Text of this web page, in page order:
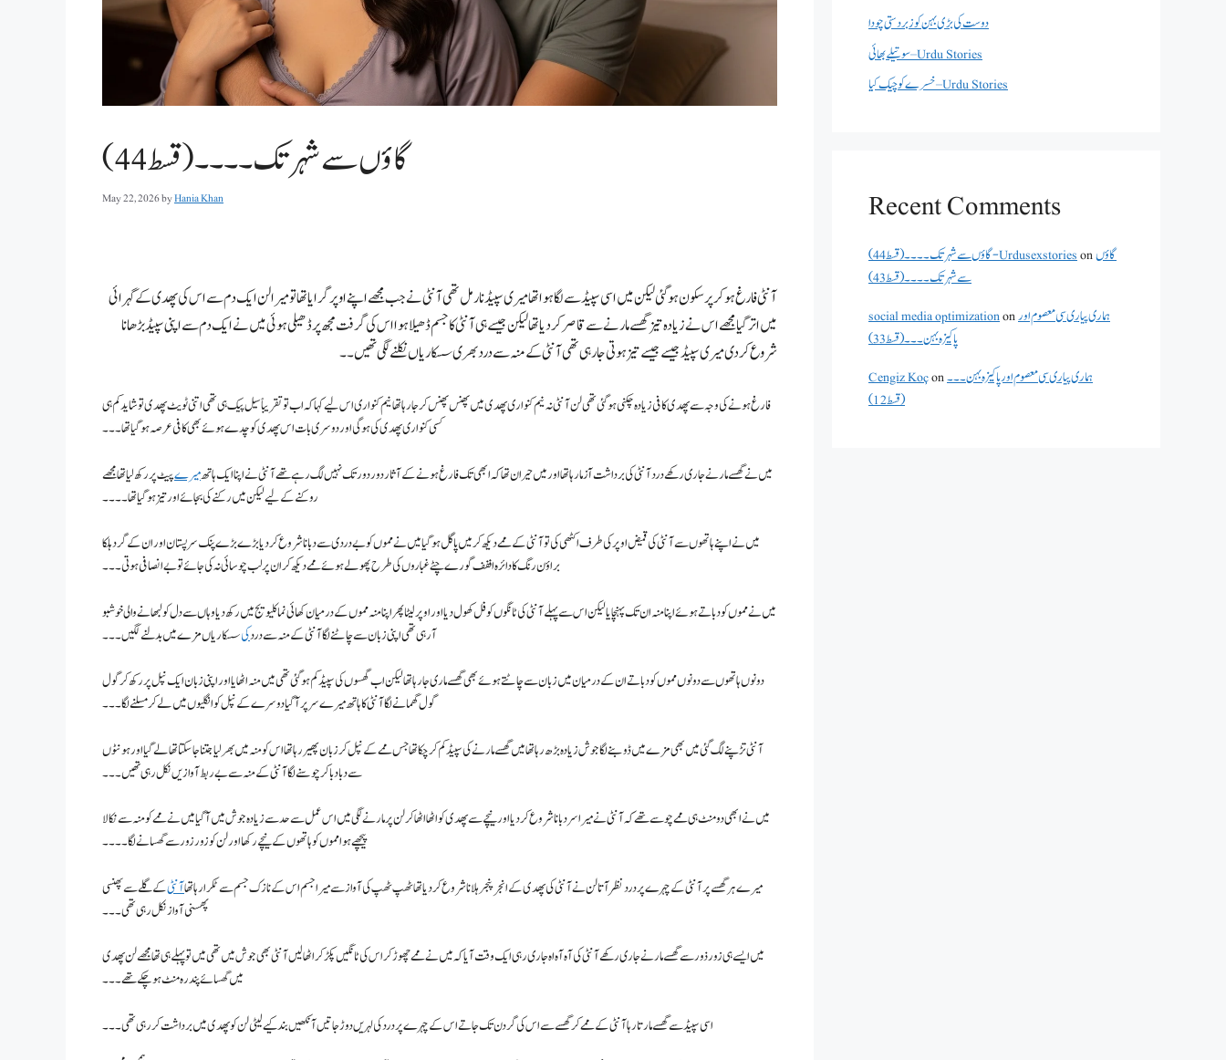
گاؤں سے شہر تک۔۔۔۔(قسط 44)
May 22, 2026byHania Khan
آنٹی فارغ ہو کر پر سکون ہو گئی لیکن میں اسی سپیڈ سے لگا ہوا تھا میری سپیڈ نارمل تھی آنٹی نے جب مجھے اپنے اوپر گرایا تھا تو میرا لن ایک دم سے اس کی پھدی کے گہرائی
میں اتر گیا مجھے اس نے زیادہ تیز گھسے مارنے سے قاصر کر دیا تھا لیکن جیسے ہی آنٹی کا جسم ڈھیلا ہوا اس کی گرفت مجھ پر ڈھیلی ہوئی میں نے ایک دم سے اپنی سپیڈ بڑھانا
شروع کر دی میری سپیڈ جیسے جیسے تیز ہوتی جا رہی تھی آنٹی کے منہ سے درد بھری سسکاریاں نکلنے لگی تھیں۔۔
فارغ ہونے کی وجہ سے پھدی کافی زیادہ چکنی ہو گئی تھی لن آنٹی نہ نیم کنواری پھدی میں پھنس پھنس کر جا رہا تھا نیم کنواری اس لیے کہا کہ اب تو تقریباً سیل پیک ہی تھی اتنی ٹویٹ پھدی تو شاید کم ہی
کسی کنواری پھدی کی ہو گی اور دوسری بات اس پھدی کو چدے ہوئے بھی کافی عرصہ ہو گیا تھا ۔۔۔
میں نے گھسے مارنے جاری رکھے درد آنٹی کی برداشت آزما رہا تھا اور میں حیران تھا کہ ابھی تک فارغ ہونے کے آثار دور دور تک نہیں لگ رہے تھے آنٹی نے اپنا ایک ہاتھمیرےپیٹ پر رکھ لیا تھا مجھے
روکنے کے لیے لیکن میں رکنے کی بجائے اور تیز ہو گیا تھا ۔۔۔۔
میں نے اپنے ہاتھوں سے آنٹی کی قمیض اوپر کی طرف اکٹھی کی تو آنٹی کے ممے دیکھ کر میں پاگل ہو گیا میں نے مموں کو بے دردی سےدبانا شروع کر دیا بڑے بڑے پنک سرپستان اور ان کے گرد ہلکا
براؤن رنگ کا دائرہ اففف گورے چٹے غباروں کی طرح پھولے ہوئے ممے دیکھ کر ان پر لب چوسائی نہ کی جائے تو بے انصافی ہوتی۔۔۔
میں نے مموں کو دباتے ہوئے اپنا منہ ان تک پہنچایا لیکن اس سے پہلے آنٹی کی ٹانگوں کو فل کھول دیا اور اوپر لیٹا پھر اپنا منہ مموں کے درمیان کھائی نما کلیویج میں رکھ دیا وہاں سے دل کو لبھانے والی خوشبو
آ رہی تھی اپنی زبان سے چاٹنے لگا آنٹی کے منہ سے دردکیسسکاریاں مزے میں بدلنے لگیں۔۔۔
دونوں ہاتھوں سے دونوں مموں کو دباتے ان کے درمیان میں زبان سے چاٹتے ہوئے بھی گھسے ماری جا رہا تھا لیکن اب گھسوں کی سپیڈ کم ہو گئی تھی میں منہ اٹھایا اور اپنی زبان ایک نپل پر رکھ کر گول
گول گھمانے لگا آنٹی کا ہاتھ میرے سر پر آ گیا دوسرے کے نپل کو انگلیوں میں لے کر مسلنے لگا ۔۔۔
آنٹی تڑپنے لگ گئی میں بھی مزے میں ڈوبنے لگا جوش زیادہ بڑھ رہا تھا میں گھسے مارنے کی سپیڈ کم کر چکا تھا جس ممے کے نپل کر زبان پھیر رہا تھا اس کو منہ میں بھر لیا جتنا جا سکتا تھا لے گیا اور ہونٹوں
سے دبادبا کر چوسنے لگا آنٹی کے منہ سے بے ربط آوازیں نکل رہی تھیں ۔۔۔
میں نے ابھی دو منٹ ہی ممے چوسے تھے کہ آنٹی نے میرا سر دبانا شروع کر دیا اور نیچے سے پھدی کو اٹھا اٹھا کر لن پر مارنے لگی میں اس عمل سے حد سے زیادہ جوش میں آگیا میں نے ممے کو منہ سے نکالا
پیچھے ہوا مموں کو ہاتھوں کے نیچے رکھا اور لن کو زور زور سے گھسانے لگا۔۔۔۔
میرے ہر گھسے پر آنٹی کے چہرے پر درد نظر آتا لن نے آنٹی کی پھدی کے انجر پنجر ہلانا شروع کر دیا تھا ٹھپ ٹھپ کی آواز سے میرا جسم اس کے نازک جسم سے ٹکرا رہا تھاآنٹیکے گلے سے پھنسی
پھسنی آواز نکل رہی تھی۔۔۔
میں ایسے ہی زور ذور سے گھسے مارنے جاری رکھے آنٹی کی آہ آہ اہ جاری رہی ایک وقت آیا کہ میں نے ممے چھوڑ کر اس کی ٹانگیں پکڑ کر اٹھا لیں آنٹی بھی جوش میں تھی میں تو پہلے ہی تھا مجھے لن پھدی
میں گھسائے پندرہ منٹ ہو چکے تھے ۔۔۔
اسی سپیڈ سے گھسے مارتا رہا آنٹی کے ممے کر گھسے سے اس کی گردن تک جاتے اس کے چہرے پر درد کی لہریں دوڑ جاتیں آنکھیں بند کیے لیٹی لن کو پھدی میں برداشت کر رہی تھی۔۔۔
دوست کی بڑی بہن کو زبردستی چودا
سوتیلے بھائی – Urdu Stories
خسرے کو چیک کیا – Urdu Stories
Recent Comments
گاؤں سے شہر تک۔۔۔۔(قسط 44) - Urdusexstoriesonگاؤں
سے شہر تک۔۔۔۔(قسط 43)
social media optimizationonہماری پیاری سی معصوم اور
پاکیزہ بہن۔۔۔(قسط33)
Cengiz Koçonہماری پیاری سی معصوم اور پاکیزہ بہن۔۔۔
(قسط12)